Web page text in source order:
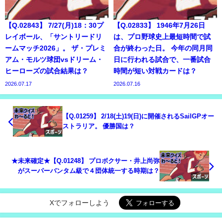
【Q.02843】 7/27(月)18：30プ
レイボール、「サントリードリ
ームマッチ2026」。 ザ・プレミ
アム・モルツ球団vsドリーム・
ヒーローズの試合結果は？
2026.07.17
【Q.02833】 1946年7月26日
は、プロ野球史上最短時間で試
合が終わった日。 今年の同月同
日に行われる試合で、一番試合
時間が短い対戦カードは？
2026.07.16
【Q.01259】 2/18(土)19(日)に開催されるSailGPオー
ストラリア。 優勝国は？
★未来確定★【Q.01248】 プロボクサー・井上尚弥
がスーパーバンタム級で４団体統一する時期は？
Xでフォローしよう